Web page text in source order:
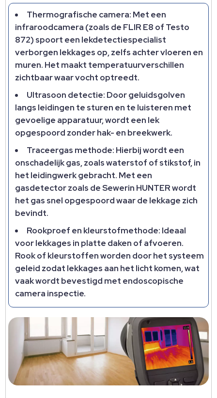
Thermografische camera: Met een
infraroodcamera (zoals de FLIR E8 of Testo
872) spoort een lekdetectiespecialist
verborgen lekkages op, zelfs achter vloeren en
muren. Het maakt temperatuurverschillen
zichtbaar waar vocht optreedt.
Ultrasoon detectie: Door geluidsgolven
langs leidingen te sturen en te luisteren met
gevoelige apparatuur, wordt een lek
opgespoord zonder hak- en breekwerk.
Traceergas methode: Hierbij wordt een
onschadelijk gas, zoals waterstof of stikstof, in
het leidingwerk gebracht. Met een
gasdetector zoals de Sewerin HUNTER wordt
het gas snel opgespoord waar de lekkage zich
bevindt.
Rookproef en kleurstofmethode: Ideaal
voor lekkages in platte daken of afvoeren.
Rook of kleurstoffen worden door het systeem
geleid zodat lekkages aan het licht komen, wat
vaak wordt bevestigd met endoscopische
camera inspectie.